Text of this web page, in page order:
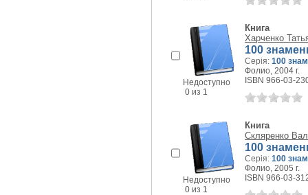
Недоступно
0 из 1
Книга
Харченко
100
Серія: 100
Фолио, 2004 г.
ISBN 966-03-
Недоступно
0 из 1
Книга
Скляренко
100
Серія: 100
Фолио, 2005 г.
ISBN 966-03-